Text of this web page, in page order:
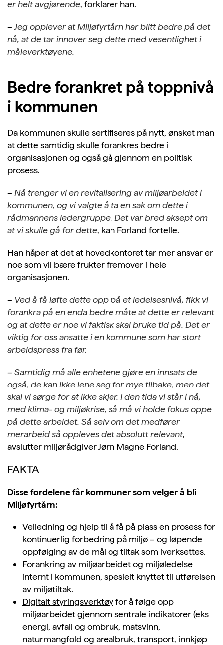
er helt avgjørende, forklarer han.
–Jeg opplever at Miljøfyrtårn har blitt bedre på det
nå, at de tar innover seg dette med vesentlighet i
måleverktøyene.
Bedre forankret på toppnivå
i kommunen
Da kommunen skulle sertifiseres på nytt, ønsket man
at dette samtidig skulle forankres bedre i
organisasjonen og også gå gjennom en politisk
prosess.
– Nå trenger vi en revitalisering av miljøarbeidet i
kommunen, og vi valgte å ta en sak om dette i
rådmannens ledergruppe. Det var bred aksept om
at vi skulle gå for dette, kan Forland fortelle.
Han håper at det at hovedkontoret tar mer ansvar er
noe som vil bære frukter fremover i hele
organisasjonen.
– Ved å få løfte dette opp på et ledelsesnivå, fikk vi
forankra på en enda bedre måte at dette er relevant
og at dette er noe vi faktisk skal bruke tid på. Det er
viktig for oss ansatte i en kommune som har stort
arbeidspress fra før.
– Samtidig må alle enhetene gjøre en innsats de
også, de kan ikke lene seg for mye tilbake, men det
skal vi sørge for at ikke skjer. I den tida vi står i nå,
med klima- og miljøkrise, så må vi holde fokus oppe
på dette arbeidet. Så selv om det medfører
merarbeid så oppleves det absolutt relevant,
avslutter miljørådgiver Jørn Magne Forland.
FAKTA
Disse fordelene får kommuner som velger å bli
Miljøfyrtårn:
Veiledning og hjelp til å få på plass en prosess for
kontinuerlig forbedring på miljø – og løpende
oppfølging av de mål og tiltak som iverksettes.
Forankring av miljøarbeidet og miljøledelse
internt i kommunen, spesielt knyttet til utførelsen
av miljøtiltak.
Digitalt styringsverktøyfor å følge opp
miljøarbeidet gjennom sentrale indikatorer (eks
energi, avfall og ombruk, matsvinn,
naturmangfold og arealbruk, transport, innkjøp